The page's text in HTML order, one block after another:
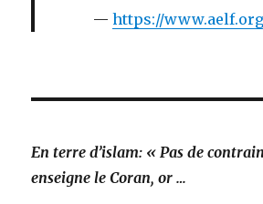
https://
En terre d’islam: « Pas de
enseigne le Coran, or …